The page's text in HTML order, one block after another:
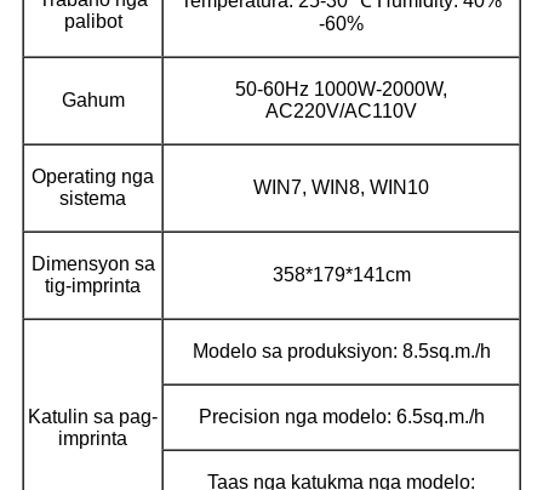
palibot
-60%
Gahum
50-60Hz 1000W-2000W,
AC220V/AC110V
Operating nga
sistema
WIN7, WIN8, WIN10
Dimensyon sa
tig-imprinta
358*179*141cm
Katulin sa pag-
imprinta
Modelo sa produksiyon: 8.5sq.m./h
Precision nga modelo: 6.5sq.m./h
Taas nga katukma nga modelo: